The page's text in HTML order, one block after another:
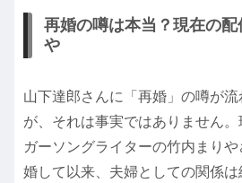
再婚の噂は本当？現在の配
や
山下達郎さんに「再婚」の噂が
が、それは事実ではありません
ガーソングライターの竹内まり
婚して以来、夫婦としての関係は